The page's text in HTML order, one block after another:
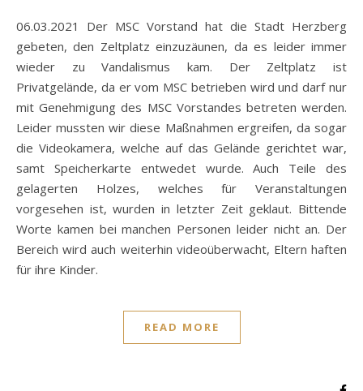
06.03.2021 Der MSC Vorstand hat die Stadt Herzberg
gebeten, den Zeltplatz einzuzäunen, da es leider immer
wieder zu Vandalismus kam. Der Zeltplatz ist
Privatgelände, da er vom MSC betrieben wird und darf nur
mit Genehmigung des MSC Vorstandes betreten werden.
Leider mussten wir diese Maßnahmen ergreifen, da sogar
die Videokamera, welche auf das Gelände gerichtet war,
samt Speicherkarte entwedet wurde. Auch Teile des
gelagerten Holzes, welches für Veranstaltungen
vorgesehen ist, wurden in letzter Zeit geklaut. Bittende
Worte kamen bei manchen Personen leider nicht an. Der
Bereich wird auch weiterhin videoüberwacht, Eltern haften
für ihre Kinder.
READ MORE